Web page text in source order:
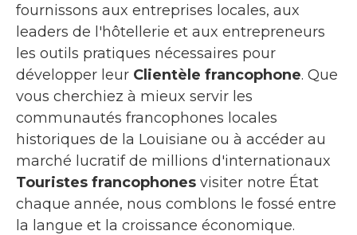
fournissons aux entreprises locales, aux
leaders de l'hôtellerie et aux entrepreneurs
les outils pratiques nécessaires pour
développer leur Clientèle francophone. Que
vous cherchiez à mieux servir les
communautés francophones locales
historiques de la Louisiane ou à accéder au
marché lucratif de millions d'internationaux
Touristes francophones visiter notre État
chaque année, nous comblons le fossé entre
la langue et la croissance économique.